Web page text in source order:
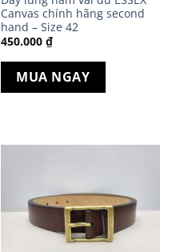
Canvas chính hãng second
hand – Size 42
450.000 ₫
MUA NGAY